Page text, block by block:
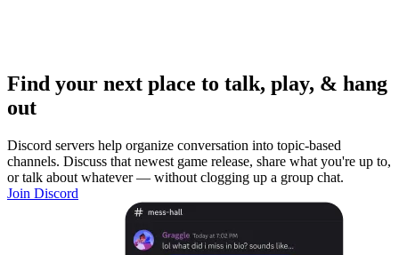
Find your next place to talk, play, & hang
out
Discord servers help organize conversation into topic-based
channels. Discuss that newest game release, share what you're up to,
or talk about whatever — without clogging up a group chat.
Join Discord